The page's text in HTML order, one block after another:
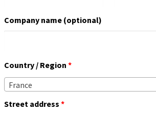
Company name (optional)
Country / Region *
France
Street address *